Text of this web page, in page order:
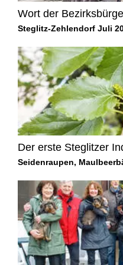
Wort der
Steglitz-Zehlendorf Juli
Der erste Steglitzer
Seidenraupen,